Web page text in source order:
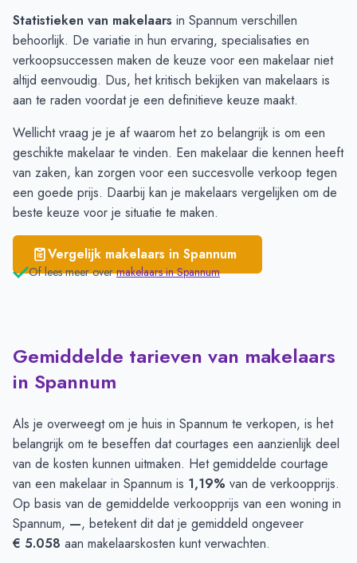
€ 3.284
Easterlittens
€ 3.269
Wjelsryp
€ 3.141
Reahûs
€ 3.131
Hilaard
€ 2.885
Statistieken van makelaars in Spannum verschillen
behoorlijk. De variatie in hun ervaring, specialisaties en
verkoopsuccessen maken de keuze voor een makelaar niet
altijd eenvoudig. Dus, het kritisch bekijken van makelaars is
aan te raden voordat je een definitieve keuze maakt.
Wellicht vraag je je af waarom het zo belangrijk is om een
geschikte makelaar te vinden. Een makelaar die kennen heeft
van zaken, kan zorgen voor een succesvolle verkoop tegen
een goede prijs. Daarbij kan je makelaars vergelijken om de
beste keuze voor je situatie te maken.
Vergelijk makelaars in Spannum
Of lees meer over makelaars inSpannum
Gemiddelde tarieven van makelaars
in Spannum
Als je overweegt om je huis in Spannum te verkopen, is het
belangrijk om te beseffen dat courtages een aanzienlijk deel
van de kosten kunnen uitmaken. Het gemiddelde courtage
van een makelaar in Spannum is 1,19% van de verkoopprijs.
Op basis van de gemiddelde verkoopprijs van een woning in
Spannum, —, betekent dit dat je gemiddeld ongeveer
€ 5.058 aan makelaarskosten kunt verwachten.